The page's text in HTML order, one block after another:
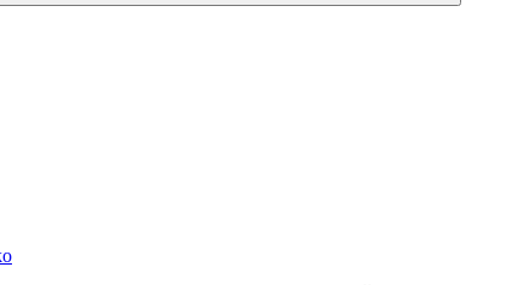
Menu